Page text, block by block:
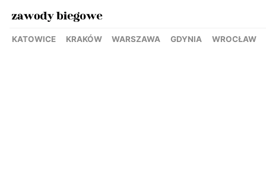
KATOWICE KRAKÓW WARSZAWA GDYNIA WROCŁAW